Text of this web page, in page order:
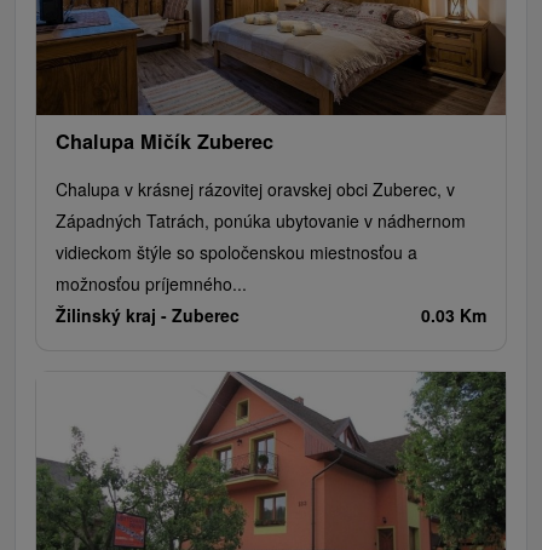
Chalupa Mičík Zuberec
Chalupa v krásnej rázovitej oravskej obci Zuberec, v
Západných Tatrách, ponúka ubytovanie v nádhernom
vidieckom štýle so spoločenskou miestnosťou a
možnosťou príjemného...
Žilinský kraj - Zuberec 0.03 Km